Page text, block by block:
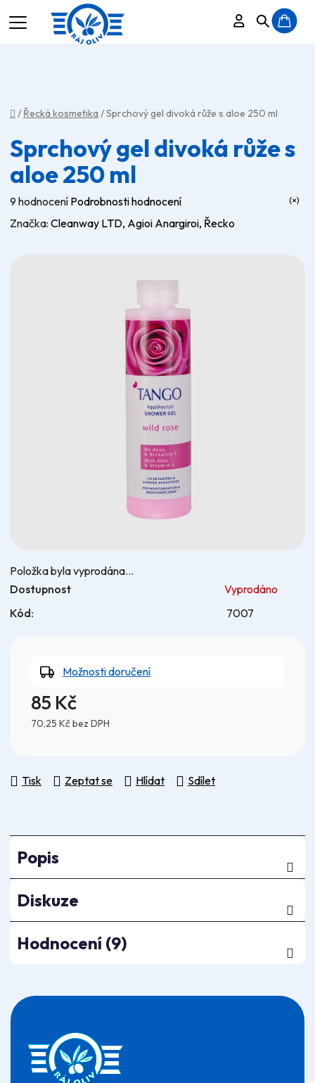
Přihlášení
Hledat
Domů
/ Řecká kosmetika /Sprchový gel divoká růže s aloe 250 ml
Položka byla vyprodána…
Dostupnost
Vyprodáno
Kód:
7007
Možnosti doručení
85 Kč
70,25 Kč bez DPH
Tisk Zeptat se Hlídat Sdílet
Sprchový gel divoká růže s
aloe 250 ml
Průměrné
hodnocení
9 hodnocení Podrobnosti hodnocení
Značka: Cleanway LTD, Agioi Anargiroi, Řecko
Popis
Diskuze
Hodnocení (9)
Z
á